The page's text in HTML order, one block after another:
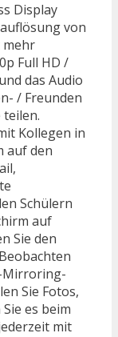
Display
von
mehr
Full HD /
das Audio
/ Freunden
teilen.
Kollegen in
auf den
Schülern
auf
Sie den
Mirroring-
Sie Fotos,
es beim
mit